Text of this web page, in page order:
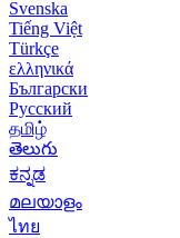
Svenska
Tiếng Việt
Türkçe
ελληνικά
Български
Русский
தமிழ்
తెలుగు
ಕನ್ನಡ
മലയാളം
ไทย